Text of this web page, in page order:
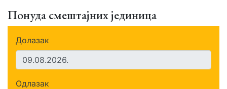
Понуда смештајних јединица
Долазак
Одлазак